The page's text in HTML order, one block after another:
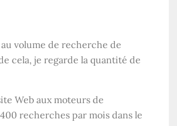
volume de recherche de
cela, je regarde la quantité de
Web aux moteurs de
recherches par mois dans le